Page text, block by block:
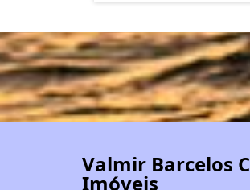
Valmir Barcelos
Imóveis